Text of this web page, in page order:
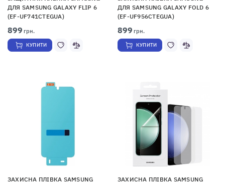
ДЛЯ SAMSUNG GALAXY FLIP 6
(EF-UF741CTEGUA)
899 грн.
КУПИТИ
ДЛЯ SAMSUNG GALAXY FOLD 6
(EF-UF956CTEGUA)
899 грн.
КУПИТИ
ЗАХИСНА ПЛІВКА SAMSUNG
ЗАХИСНА ПЛІВКА SAMSUNG